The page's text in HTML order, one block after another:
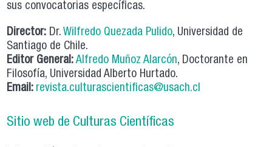
sus convocatorias específicas.
Director: Dr.Wilfredo Quezada Pulido, Universidad de
Santiago de Chile.
Editor General: Alfredo Muñoz Alarcón, Doctorante en
Filosofía, Universidad Alberto Hurtado.
Email: revista.culturascientificas@usach.cl
Sitio web de Culturas Científicas